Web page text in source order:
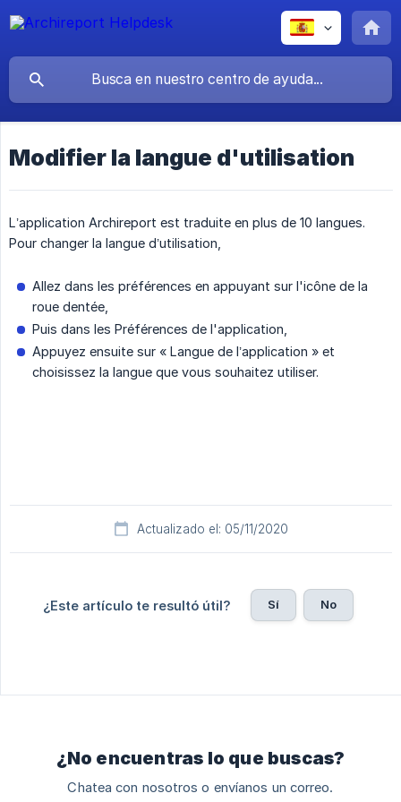
Modifier la langue d'utilisation
L’application Archireport est traduite en plus de 10 langues.
Pour changer la langue d’utilisation,
Allez dans les préférences en appuyant sur l'icône de la
roue dentée,
Puis dans les Préférences de l'application,
Appuyez ensuite sur « Langue de l’application » et
choisissez la langue que vous souhaitez utiliser.
Actualizado el: 05/11/2020
¿Este artículo te resultó útil? Sí No
¿No encuentras lo que buscas?
Chatea con nosotros o envíanos un correo.